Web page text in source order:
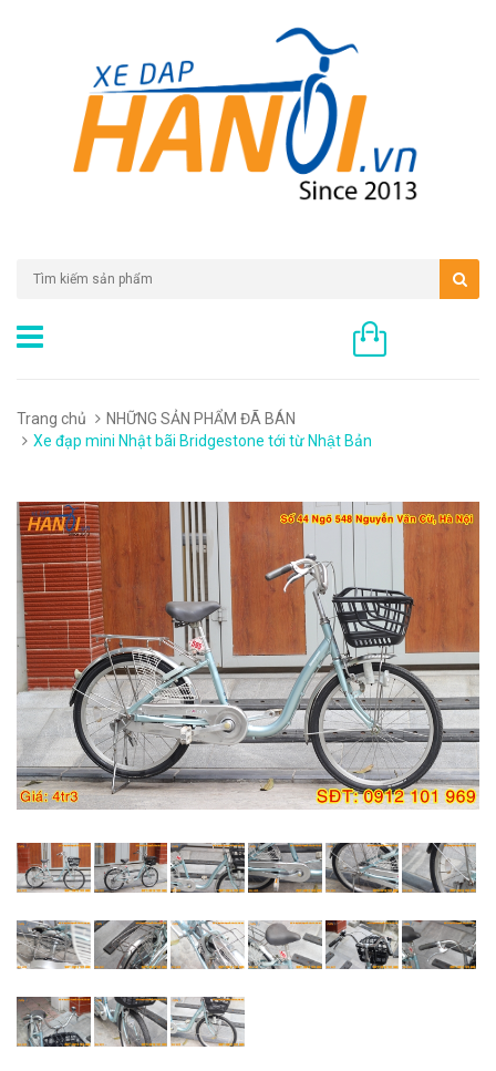
Trang chủ
NHỮNG SẢN PHẨM ĐÃ BÁN
Xe đạp mini Nhật bãi Bridgestone tới từ Nhật Bản